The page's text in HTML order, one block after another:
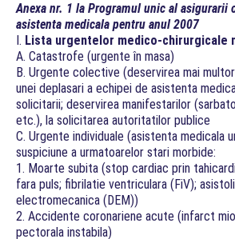
Anexa nr. 1 la Programul unic al asigurarii
asistenta medicala pentru anul 2007
I. Lista urgentelor medico-chirurgicale
A. Catastrofe (urgente în masa)
B. Urgente colective (deservirea mai
unei deplasari a echipei de asistenta
solicitarii; deservirea manifestarilor
etc.), la solicitarea autoritatilor publice
C. Urgente individuale (asistenta medicala
suspiciune a urmatoarelor stari morbide:
1. Moarte subita (stop cardiac prin
fara puls; fibrilatie ventriculara (FiV);
electromecanica (DEM))
2. Accidente coronariene acute (infarct
pectorala instabila)